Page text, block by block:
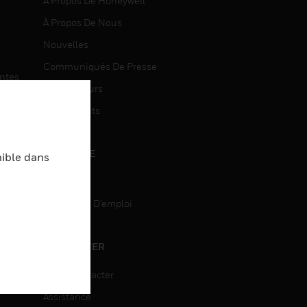
À Propos De Nous
Nouvelles
Communiqués De Presse
Investisseurs
Événements
CARRIÈRE
Recherche D'emploi
CONTACTER
Nous Contacter
Assistance
dans